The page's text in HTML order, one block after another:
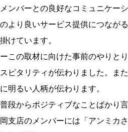
メンバーとの良好なコミュニケー
のより良いサービス提供につなが
掛けています。
ーこの取材に向けた事前のやりと
スピタリティが伝わりました。ま
に明るい人柄が伝わります。
普段からポジティブなことばかり
岡支店のメンバーには「アンミカ